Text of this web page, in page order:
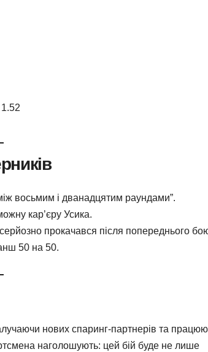
восьмим і дванадцятим раундами”.
кар’єру Усика.
прокачався після попереднього
50 на 50.
нових спаринг-партнерів та
наголошують: цей бій буде не лише